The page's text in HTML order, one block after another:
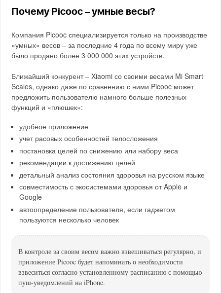
Почему Picooc – умные весы?
Компания Picooc специализируется только на производстве
«умных» весов – за последние 4 года по всему миру уже
было продано более 3 000 000 этих устройств.
Ближайший конкурент – Xiaomi со своими весами Mi Smart
Scales, однако даже по сравнению с ними Picooc может
предложить пользователю намного больше полезных
функций и «плюшек»:
удобное приложение
учет расовых особенностей телосложения
постановка целей по снижению или набору веса
рекомендации к достижению целей
детальный анализ состояния здоровья на русском языке
совместимость с экосистемами здоровья от Apple и
Google
автоопределение пользователя, если гаджетом
пользуются несколько человек
В контроле за своим весом важно взвешиваться регулярно, и
приложение Picooc будет напоминать о необходимости
взвеситься согласно установленному расписанию с помощью
пуш-уведомлений на iPhone.